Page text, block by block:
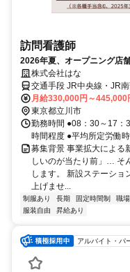
訪問看護師
2026年夏、オープニング店
リフレッシュ休暇付与！
株式会社はな
交通手段 JR中央線・JR
から徒歩4分 【最寄り駅
「立川駅」 ・その他
月給330,000円～445,000
東京都立川市
勤務時間 ●08：30～17：
時間程度 ●平均所定労働
募集背景 事業拡大による
しいのが当たり前」… そ
します。 新設ステーショ
上げませ...
制服あり 長期 固定時間制 職
服装自由
昇給あり
アルバイト・パ